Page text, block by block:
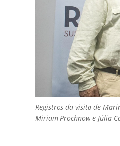
Registros da visita de
Miriam Prochnow e Júlia